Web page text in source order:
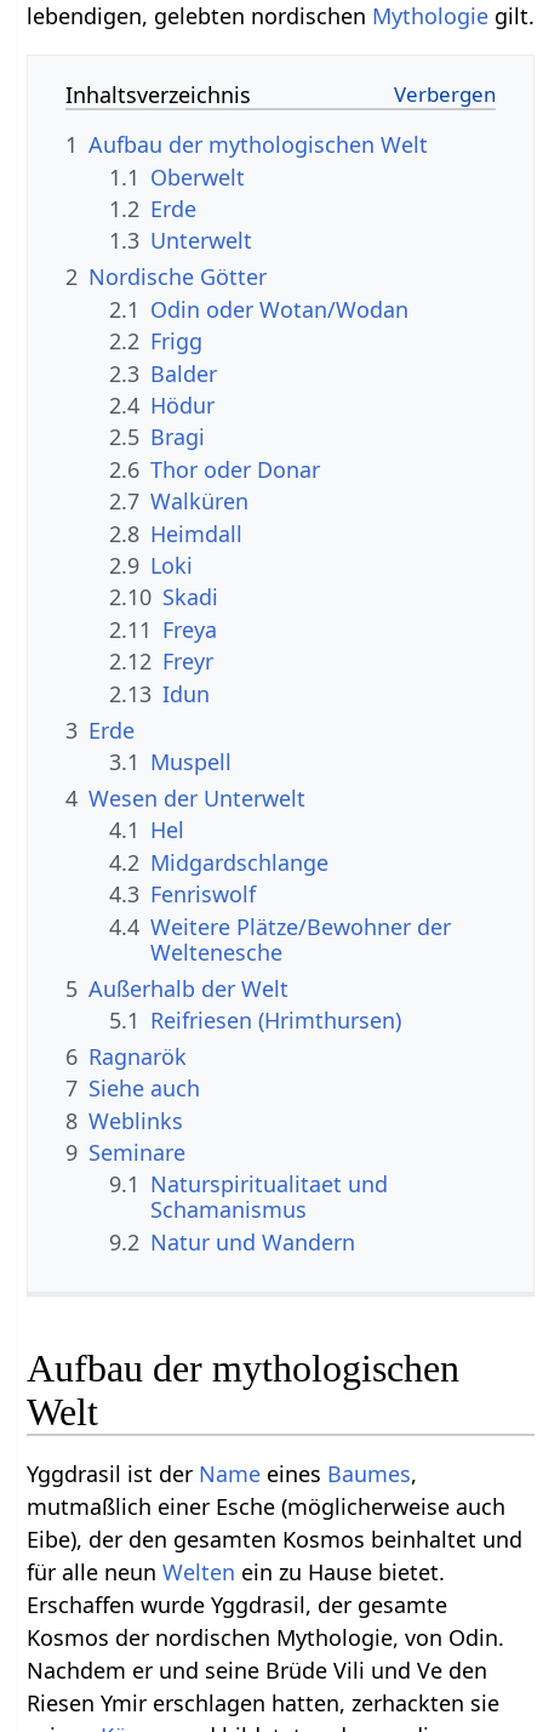
lebendigen, gelebten nordischen Mythologie gilt.
Inhaltsverzeichnis
1 Aufbau der mythologischen Welt
1.1 Oberwelt
1.2 Erde
1.3 Unterwelt
2 Nordische Götter
2.1 Odin oder Wotan/Wodan
2.2 Frigg
2.3 Balder
2.4 Hödur
2.5 Bragi
2.6 Thor oder Donar
2.7 Walküren
2.8 Heimdall
2.9 Loki
2.10 Skadi
2.11 Freya
2.12 Freyr
2.13 Idun
3 Erde
3.1 Muspell
4 Wesen der Unterwelt
4.1 Hel
4.2 Midgardschlange
4.3 Fenriswolf
4.4 Weitere Plätze/Bewohner der
Weltenesche
5 Außerhalb der Welt
5.1 Reifriesen (Hrimthursen)
6 Ragnarök
7 Siehe auch
8 Weblinks
9 Seminare
9.1 Naturspiritualitaet und
Schamanismus
9.2 Natur und Wandern
Aufbau der mythologischen
Welt
Yggdrasil ist der Name eines Baumes,
mutmaßlich einer Esche (möglicherweise auch
Eibe), der den gesamten Kosmos beinhaltet und
für alle neunWelten ein zu Hause bietet.
Erschaffen wurde Yggdrasil, der gesamte
Kosmos der nordischen Mythologie, von Odin.
Nachdem er und seine Brüde Vili und Ve den
Riesen Ymir erschlagen hatten, zerhackten sie